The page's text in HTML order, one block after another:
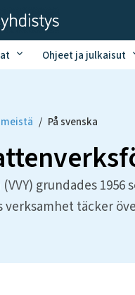
Ohjeet ja julkaisut
/ På svenska
grundades
täcker